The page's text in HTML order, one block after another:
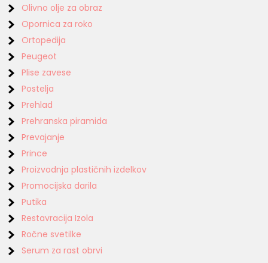
Olivno olje za obraz
Opornica za roko
Ortopedija
Peugeot
Plise zavese
Postelja
Prehlad
Prehranska piramida
Prevajanje
Prince
Proizvodnja plastičnih izdelkov
Promocijska darila
Putika
Restavracija Izola
Ročne svetilke
Serum za rast obrvi